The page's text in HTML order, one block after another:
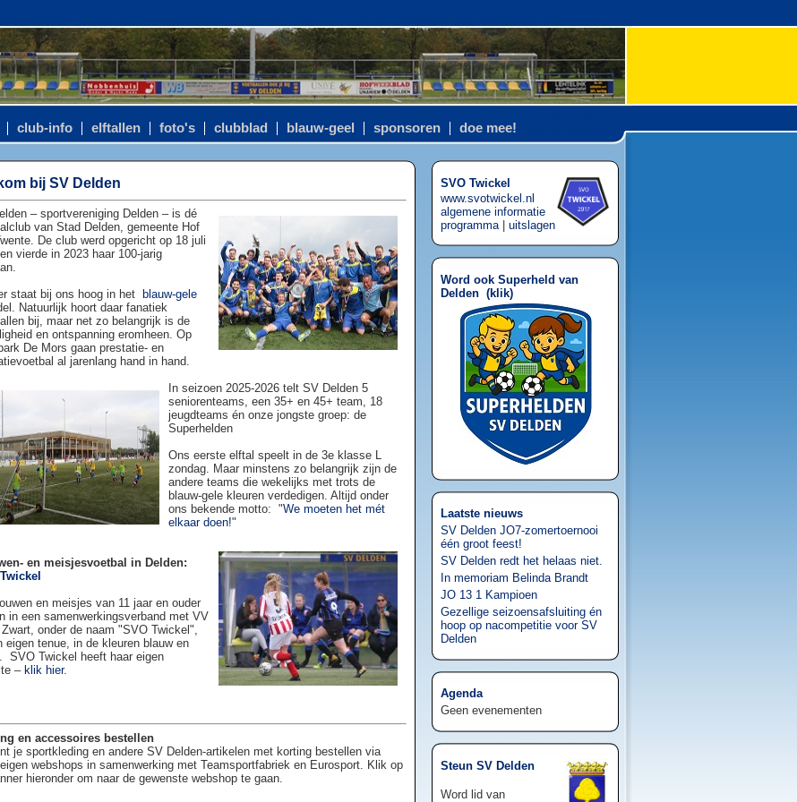
club-info elftallen foto's clubblad blauw-geel sponsoren doe mee!
bij SV Delden
– sportvereniging Delden – is dé
van Stad Delden, gemeente Hof
De club werd opgericht op 18 juli
vierde in 2023 haar 100-jarig
staat bij ons hoog in het
blauw-gele
Natuurlijk hoort daar fanatiek
bij, maar net zo belangrijk is de
en ontspanning eromheen. Op
De Mors gaan prestatie- en
al jarenlang hand in hand.
In seizoen 2025-2026 telt SV Delden 5
seniorenteams, een 35+ en 45+ team, 18
jeugdteams én onze jongste groep: de
Superhelden
Ons eerste elftal speelt in de 3e klasse L
zondag. Maar minstens zo belangrijk zijn de
andere teams die wekelijks met trots de
blauw-gele kleuren verdedigen. Altijd onder
ons bekende motto: "We moeten het mét
elkaar doen!"
en meisjesvoetbal in Delden:
en meisjes van 11 jaar en ouder
in een samenwerkingsverband met VV
Zwart, onder de naam "SVO Twickel",
eigen tenue, in de kleuren blauw en
SVO Twickel heeft haar eigen
– klik hier.
en accessoires bestellen
je sportkleding en andere SV Delden-artikelen met korting bestellen via
webshops in samenwerking met Teamsportfabriek en Eurosport. Klik op
hieronder om naar de gewenste webshop te gaan.
SVO Twickel
www.svotwickel.nl
algemene informatie
programma| uitslagen
Word ook Superheld van
Delden (klik)
Laatste nieuws
SV Delden JO7-zomertoernooi
één groot feest!
SV Delden redt het helaas niet.
In memoriam Belinda Brandt
JO 13 1 Kampioen
Gezellige seizoensafsluiting én
hoop op nacompetitie voor SV
Delden
Agenda
Geen evenementen
Steun SV Delden
Word lid van